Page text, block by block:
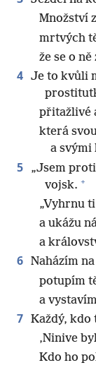
Množství
mrtvých
že se o
4 Je to kvůli
přitažlivé
která
a svými
5 „Jsem
vojsk. +
„Vyhrnu
a ukážu
a
6 Naházím
potupím
a
7 Každý, kdo
‚Ninive
Kdo ho